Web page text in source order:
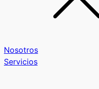
Nosotros
Servicios